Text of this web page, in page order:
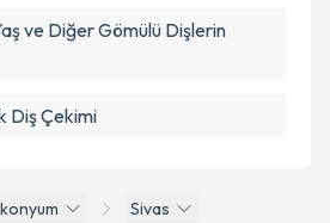
Sivas
ve Diğer Gömülü Dişlerin
Diş Çekimi